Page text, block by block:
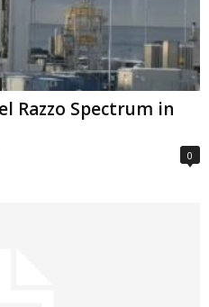
Razzo Spectrum in
0